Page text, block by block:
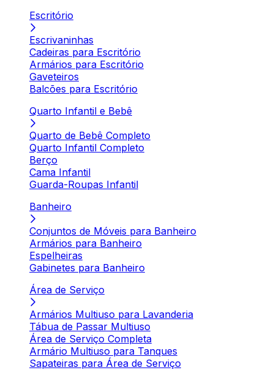
Escritório
Escrivaninhas
Cadeiras para Escritório
Armários para Escritório
Gaveteiros
Balcões para Escritório
Quarto Infantil e Bebê
Quarto de Bebê Completo
Quarto Infantil Completo
Berço
Cama Infantil
Guarda-Roupas Infantil
Banheiro
Conjuntos de Móveis para Banheiro
Armários para Banheiro
Espelheiras
Gabinetes para Banheiro
Área de Serviço
Armários Multiuso para Lavanderia
Tábua de Passar Multiuso
Área de Serviço Completa
Armário Multiuso para Tanques
Sapateiras para Área de Serviço